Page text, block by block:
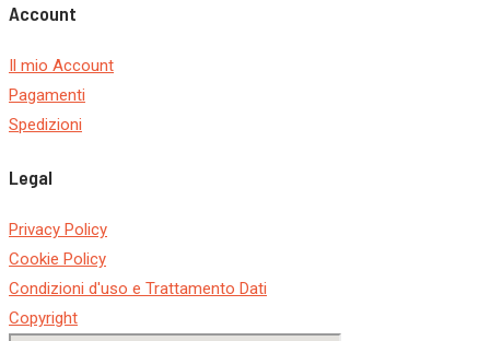
Account
Il mio Account
Pagamenti
Spedizioni
Legal
Privacy Policy
Cookie Policy
Condizioni d'uso e Trattamento Dati
Copyright